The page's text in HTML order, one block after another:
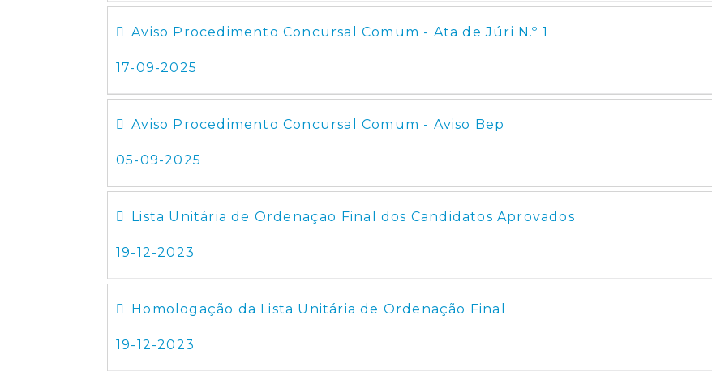
Aviso Procedimento Concursal Comum - Ata de Júri N.º 1
17-09-2025
Aviso Procedimento Concursal Comum - Aviso Bep
05-09-2025
Lista Unitária de Ordenaçao Final dos Candidatos Aprovados
19-12-2023
Homologação da Lista Unitária de Ordenação Final
19-12-2023